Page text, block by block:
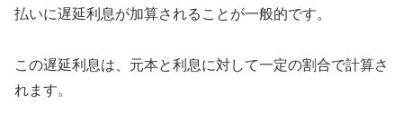
払いに遅延利息が加算されることが一般的です。
この遅延利息は、元本と利息に対して一定の割合で計算さ
れます。